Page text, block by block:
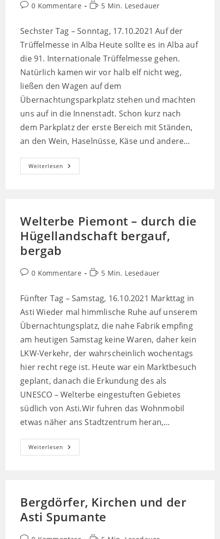
Beitrags-
0 Kommentare Lesedauer:
5 Min. Lesedauer
Sechster Tag – Sonntag, 17.10.2021 Auf der
Trüffelmesse in Alba Heute sollte es in Alba auf
die 91. Internationale Trüffelmesse gehen.
Natürlich kamen wir vor halb elf nicht weg,
ließen den Wagen auf dem
Übernachtungsparkplatz stehen und machten
uns auf in die Innenstadt. Schon kurz nach
dem Parkplatz der erste Bereich mit Ständen,
an den Wein, Haselnüsse, Käse und andere…
Weiterlesen Von
Trüffeln,
Piemont
Welterbe Piemont – durch die
Hügellandschaft bergauf,
bergab
Beitrags-
0 Kommentare Lesedauer:
5 Min. Lesedauer
Fünfter Tag – Samstag, 16.10.2021 Markttag in
Asti Wieder mal himmlische Ruhe auf unserem
Übernachtungsplatz, die nahe Fabrik empfing
am heutigen Samstag keine Waren, daher kein
LKW-Verkehr, der wahrscheinlich wochentags
hier recht rege ist. Heute war ein Marktbesuch
geplant, danach die Erkundung des als
UNESCO – Welterbe eingestuften Gebietes
südlich von Asti.Wir fuhren das Wohnmobil
etwas näher ans Stadtzentrum heran,…
Weiterlesen Welterbe
Piemont
Bergdörfer, Kirchen und der
Asti Spumante